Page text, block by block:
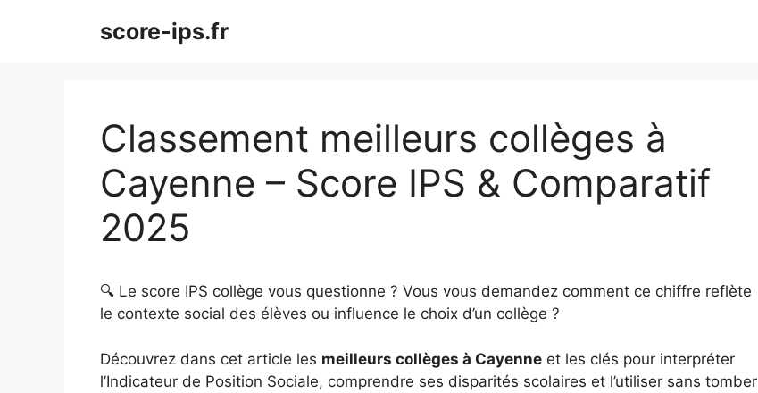
score-ips.fr
Classement meilleurs collèges à
Cayenne – Score IPS & Comparatif
2025
🔍 Le score IPS collège vous questionne ? Vous vous demandez comment ce chiffre reflète
le contexte social des élèves ou influence le choix d’un collège ?
Découvrez dans cet article les meilleurs collèges à Cayenne et les clés pour interpréter
l’Indicateur de Position Sociale, comprendre ses disparités scolaires et l’utiliser sans tomber